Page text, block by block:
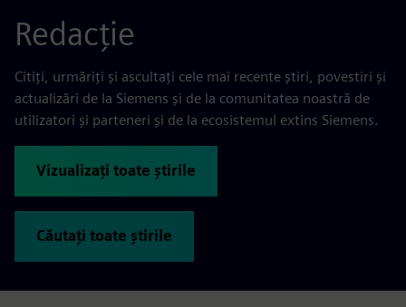
Redacție
Citiți, urmăriți și ascultați cele mai recente știri, povestiri și
actualizări de la Siemens și de la comunitatea noastră de
utilizatori și parteneri și de la ecosistemul extins Siemens.
Vizualizați toate știrile
Căutați toate știrile